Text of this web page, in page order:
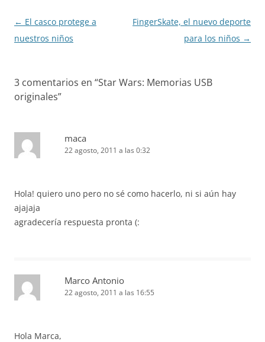
Navegación
de
← El casco protege a
nuestros niños
FingerSkate, el nuevo deporte
para los niños →
3 comentarios en “Star Wars: Memorias USB
originales”
maca
22 agosto, 2011 a las 0:32
Hola! quiero uno pero no sé como hacerlo, ni si aún hay
ajajaja
agradecería respuesta pronta (:
Marco Antonio
22 agosto, 2011 a las 16:55
Hola Marca,